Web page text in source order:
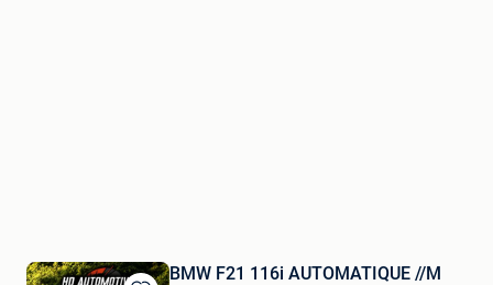
BMW F21 116i AUTOMATIQUE //M